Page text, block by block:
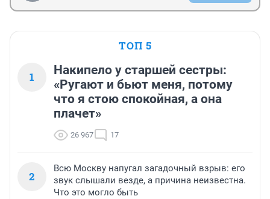
ТОП 5
1
Накипело у старшей сестры:
«Ругают и бьют меня, потому
что я стою спокойная, а она
плачет»
26 967 17
2
Всю Москву напугал загадочный взрыв: его
звук слышали везде, а причина неизвестна.
Что это могло быть